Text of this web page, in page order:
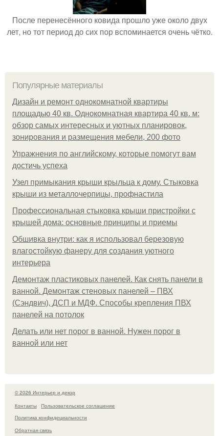
После перенесённого ковида прошло уже около двух
лет, но тот период до сих пор вспоминается очень чётко.
Популярные материалы
Дизайн и ремонт однокомнатной квартиры
площадью 40 кв. Однокомнатная квартира 40 кв. м:
обзор самых интересных и уютных планировок,
зонирования и размещения мебели, 200 фото
Упражнения по английскому, которые помогут вам
достичь успеха
Узел примыкания крыши крыльца к дому. Стыковка
крыши из металлочерпицы, профнастила
Профессиональная стыковка крыши пристройки с
крышей дома: основные принципы и приемы
Обшивка внутри: как я использовал березовую
влагостойкую фанеру для создания уютного
интерьера
Демонтаж пластиковых панелей. Как снять панели в
ванной. Демонтаж стеновых панелей – ПВХ
(Сэндвич), ДСП и МДФ. Способы крепления ПВХ
панелей на потолок
Делать или нет порог в ванной. Нужен порог в
ванной или нет
© 2026 Интерьер и декор
Контакты
Пользовательское соглашение
Политика конфидециальности
Обратная связь